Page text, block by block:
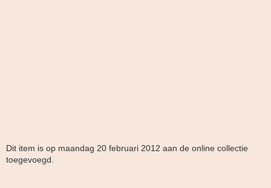
Dit item is op maandag 20 februari 2012 aan de online collectie
toegevoegd.